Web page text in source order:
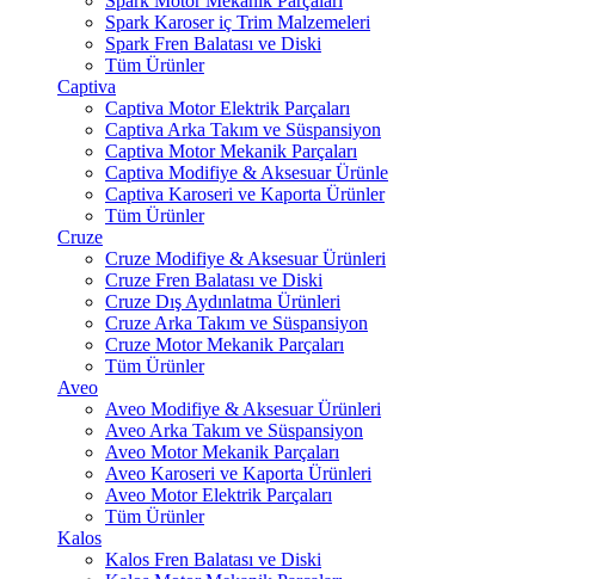
Spark Karoser iç Trim Malzemeleri
Spark Fren Balatası ve Diski
Tüm Ürünler
Captiva
Captiva Motor Elektrik Parçaları
Captiva Arka Takım ve Süspansiyon
Captiva Motor Mekanik Parçaları
Captiva Modifiye & Aksesuar Ürünle
Captiva Karoseri ve Kaporta Ürünler
Tüm Ürünler
Cruze
Cruze Modifiye & Aksesuar Ürünleri
Cruze Fren Balatası ve Diski
Cruze Dış Aydınlatma Ürünleri
Cruze Arka Takım ve Süspansiyon
Cruze Motor Mekanik Parçaları
Tüm Ürünler
Aveo
Aveo Modifiye & Aksesuar Ürünleri
Aveo Arka Takım ve Süspansiyon
Aveo Motor Mekanik Parçaları
Aveo Karoseri ve Kaporta Ürünleri
Aveo Motor Elektrik Parçaları
Tüm Ürünler
Kalos
Kalos Fren Balatası ve Diski